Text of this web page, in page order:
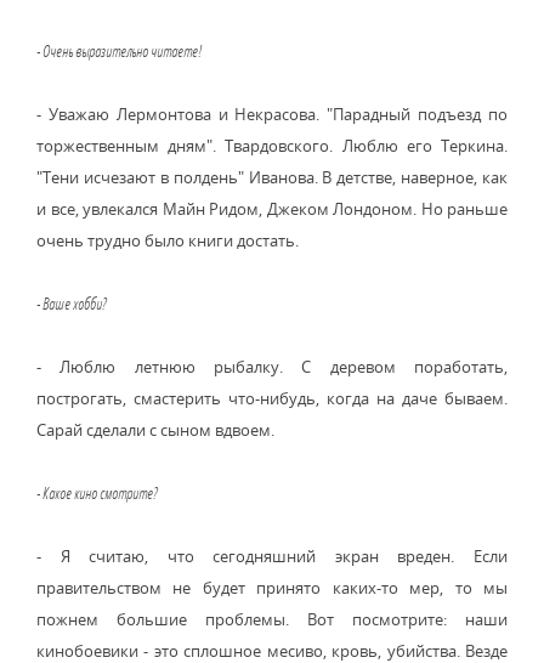
- Очень выразительно читаете!
- Уважаю Лермонтова и Некрасова. "Парадный подъезд по
торжественным дням". Твардовского. Люблю его Теркина.
"Тени исчезают в полдень" Иванова. В детстве, наверное, как
и все, увлекался Майн Ридом, Джеком Лондоном. Но раньше
очень трудно было книги достать.
- Ваше хобби?
- Люблю летнюю рыбалку. С деревом поработать,
построгать, смастерить что-нибудь, когда на даче бываем.
Сарай сделали с сыном вдвоем.
- Какое кино смотрите?
- Я считаю, что сегодняшний экран вреден. Если
правительством не будет принято каких-то мер, то мы
пожнем большие проблемы. Вот посмотрите: наши
кинобоевики - это сплошное месиво, кровь, убийства. Везде